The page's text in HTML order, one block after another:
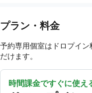
ご予約内容の変更はでき
⚠️料金改定について
2025年4月1日より次の
ドロップイン利用料金
400円/1時間
1,200円/1日
プラン・料金
予約専用個室はドロプイ
だけます。
時間課金ですぐに使え